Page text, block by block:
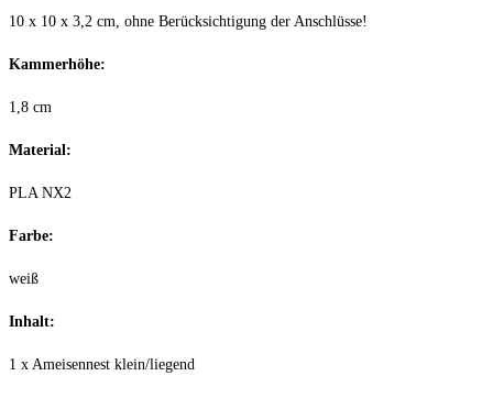
10 x 10 x 3,2 cm, ohne Berücksichtigung der Anschlüsse!
Kammerhöhe:
1,8 cm
Material:
PLA NX2
Farbe:
weiß
Inhalt:
1 x Ameisennest klein/liegend